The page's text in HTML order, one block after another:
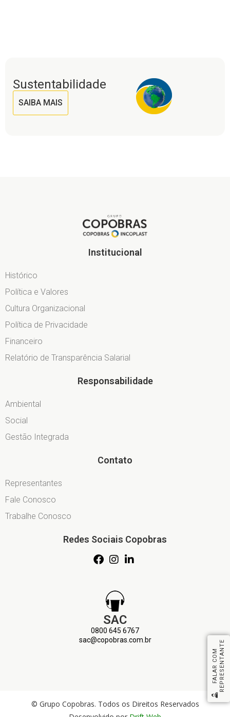
FALAR COMREPRESENTANTE
Sustentabilidade
SAIBA MAIS
Institucional
Histórico
Política e Valores
Cultura Organizacional
Política de Privacidade
Financeiro
Relatório de Transparência Salarial
Responsabilidade
Ambiental
Social
Gestão Integrada
Contato
Representantes
Fale Conosco
Trabalhe Conosco
Redes Sociais Copobras
SAC
0800 645 6767
sac@copobras.com.br
© Grupo Copobras. Todos os Direitos Reservados